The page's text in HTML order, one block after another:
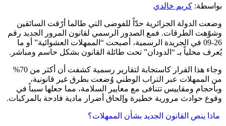
بواسطة: كريم خالدي
وضعت الدولة الجزائرية حدّاً للفوضى التي طالما أرّقت السائقين
وشوّهت الطرقات. فمع الصدور الرسمي لقانون المرور الجديد رقم
26-09 في الجريدة الرسمية، أصبحت “الممهلات العشوائية” أو ما
يُعرف محلياً بـ “الدودان” تحت طائلة القانون بشكل حاسم ومباشر.
وجاء هذا القرار كاستجابة لتقارير رسمية كشفت أن أكثر من 70%
من الممهلات عبر التراب الوطني وُضعت بطرق غير قانونية،
وبأحجام ومقاييس تتنافى مع معايير السلامة، مما جعلها سبباً في
وقوع حوادث مرورية خطيرة وإلحاق أضرار مادية فادحة بالمركبات.
ماذا ينص القانون الجديد بشأن الممهلات؟